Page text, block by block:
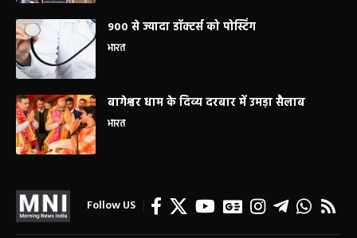
900 से ज्यादा डॉक्टर्स को पोस्टिंग
भारत
बागेश्वर धाम के दिव्य दरबार में उमड़ा सैलाब
भारत
Follow US